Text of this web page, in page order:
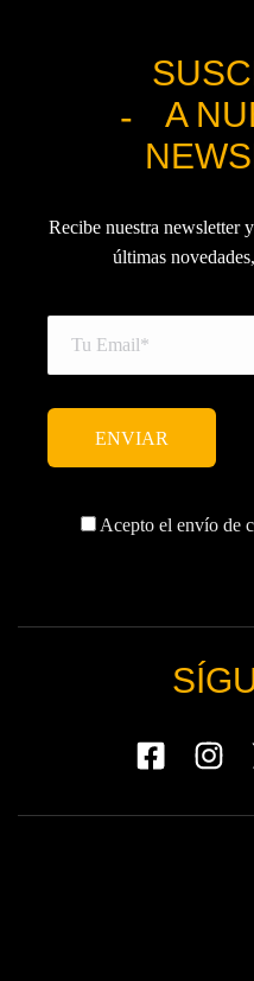
A
Recibe nuestra newsletter
últimas
Acepto el envío de